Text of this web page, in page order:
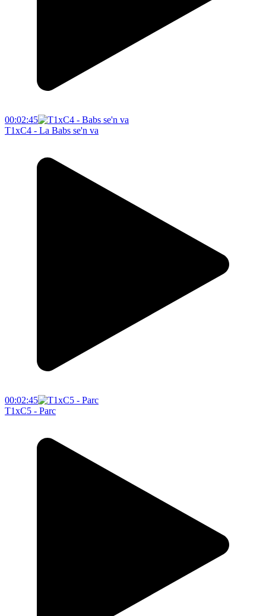
00:02:45
T1xC4 - La Babs se'n va
00:02:45
T1xC5 - Parc